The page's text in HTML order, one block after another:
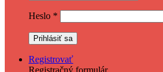
Heslo *
Registrovať
Registračný formulár